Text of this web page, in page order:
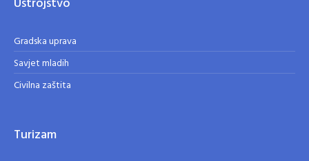
Gradska uprava
Savjet mladih
Civilna zaštita
Turizam